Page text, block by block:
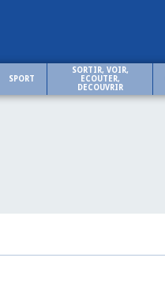
SPORT
SORTIR, VOIR,
ECOUTER,
DECOUVRIR